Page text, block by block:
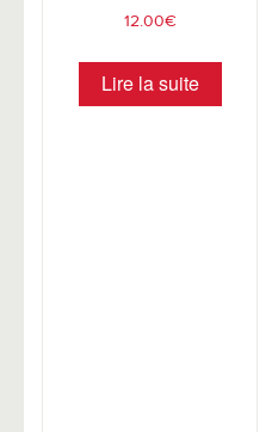
12.00€
Lire la suite